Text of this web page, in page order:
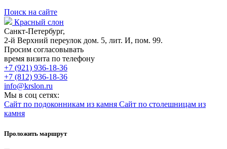
Поиск на сайте
Красный слон
Санкт-Петербург,
2-й Верхний переулок дом. 5, лит. И, пом. 99.
Просим согласовывать
время визита по телефону
+7 (921) 936-18-36
+7 (812) 936-18-36
info@krslon.ru
Мы в соц сетях:
Сайт по подоконникам из камня Сайт по столешницам из
камня
Проложить маршрут